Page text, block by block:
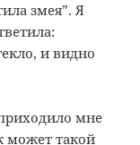
змея”. Я
и видно
мне
может такой